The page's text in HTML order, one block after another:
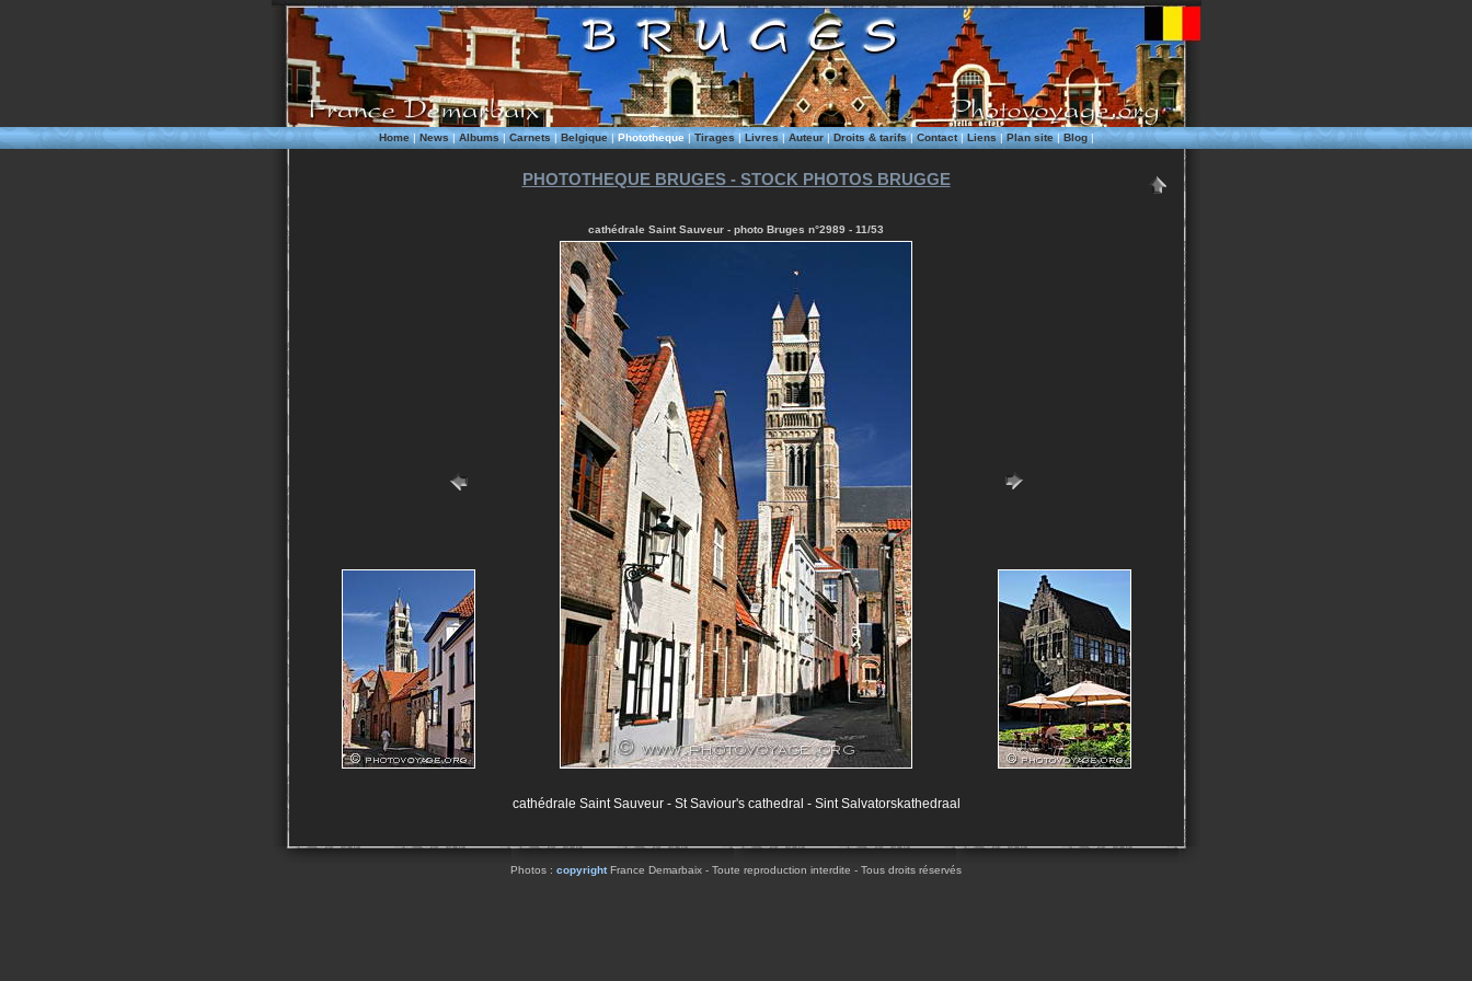
Home|News| Albums| Carnets|Belgique|Phototheque|Tirages|Livres|Auteur|Droits & tarifs|Contact|Liens|Plan site|Blog|
PHOTOTHEQUE BRUGES - STOCK PHOTOS BRUGGE
cathédrale Saint Sauveur - photo Bruges n°2989 - 11/53
cathédrale Saint Sauveur - St Saviour's cathedral - Sint Salvatorskathedraal
Photos : copyrightFrance Demarbaix - Toute reproduction interdite - Tous droits réservés